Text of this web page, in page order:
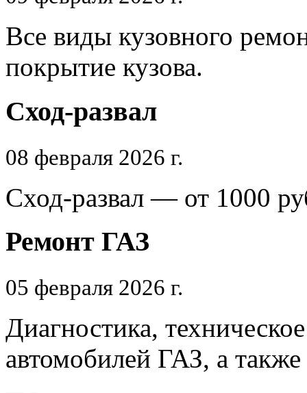
Все виды кузовного
покрытие кузова.
Сход-развал
08 февраля 2026 г.
Сход-развал — от 1000
Ремонт ГАЗ
05 февраля 2026 г.
Диагностика,
автомобилей ГАЗ, а